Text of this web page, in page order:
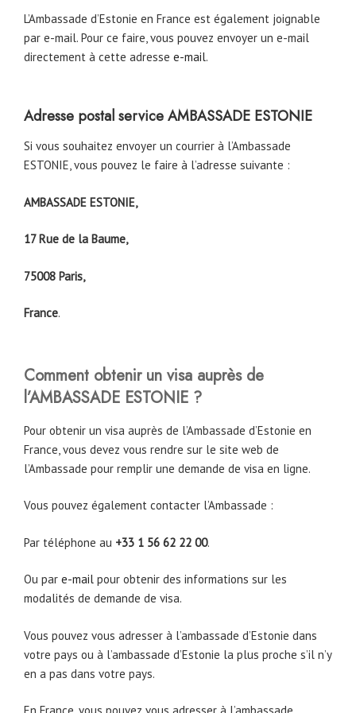
L’Ambassade d’Estonie en France est également joignable
par e-mail. Pour ce faire, vous pouvez envoyer un e-mail
directement à cette adresse e-mail.
Adresse postal service AMBASSADE ESTONIE
Si vous souhaitez envoyer un courrier à l’Ambassade
ESTONIE, vous pouvez le faire à l’adresse suivante :
AMBASSADE ESTONIE,
17 Rue de la Baume,
75008 Paris,
France.
Comment obtenir un visa auprès de
l’AMBASSADE ESTONIE ?
Pour obtenir un visa auprès de l’Ambassade d’Estonie en
France, vous devez vous rendre sur le site web de
l’Ambassade pour remplir une demande de visa en ligne.
Vous pouvez également contacter l’Ambassade :
Par téléphone au +33 1 56 62 22 00.
Ou par e-mail pour obtenir des informations sur les
modalités de demande de visa.
Vous pouvez vous adresser à l’ambassade d’Estonie dans
votre pays ou à l’ambassade d’Estonie la plus proche s’il n’y
en a pas dans votre pays.